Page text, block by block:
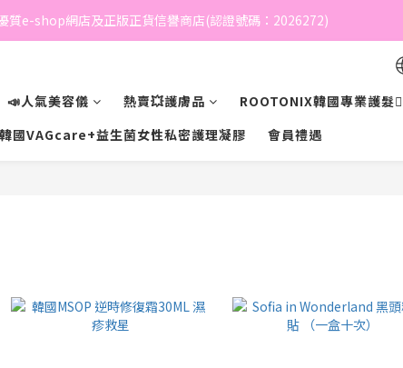
質e-shop網店及正版正貨信譽商店(認證號碼：2026272)
📣人氣美容儀 熱賣💥護膚品 ROOTONIX韓國專業護髮
韓國VAGcare+益生菌女性私密護理凝膠 會員禮遇